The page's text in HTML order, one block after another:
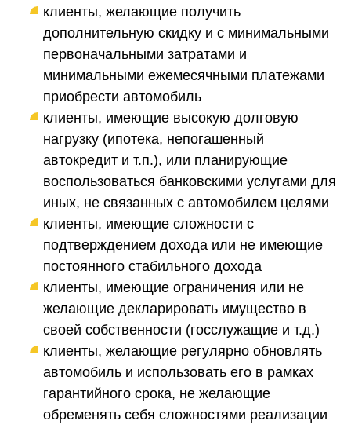
клиенты, желающие получить
дополнительную скидку и с минимальными
первоначальными затратами и
минимальными ежемесячными платежами
приобрести автомобиль
клиенты, имеющие высокую долговую
нагрузку (ипотека, непогашенный
автокредит и т.п.), или планирующие
воспользоваться банковскими услугами для
иных, не связанных с автомобилем целями
клиенты, имеющие сложности с
подтверждением дохода или не имеющие
постоянного стабильного дохода
клиенты, имеющие ограничения или не
желающие декларировать имущество в
своей собственности (госслужащие и т.д.)
клиенты, желающие регулярно обновлять
автомобиль и использовать его в рамках
гарантийного срока, не желающие
обременять себя сложностями реализации